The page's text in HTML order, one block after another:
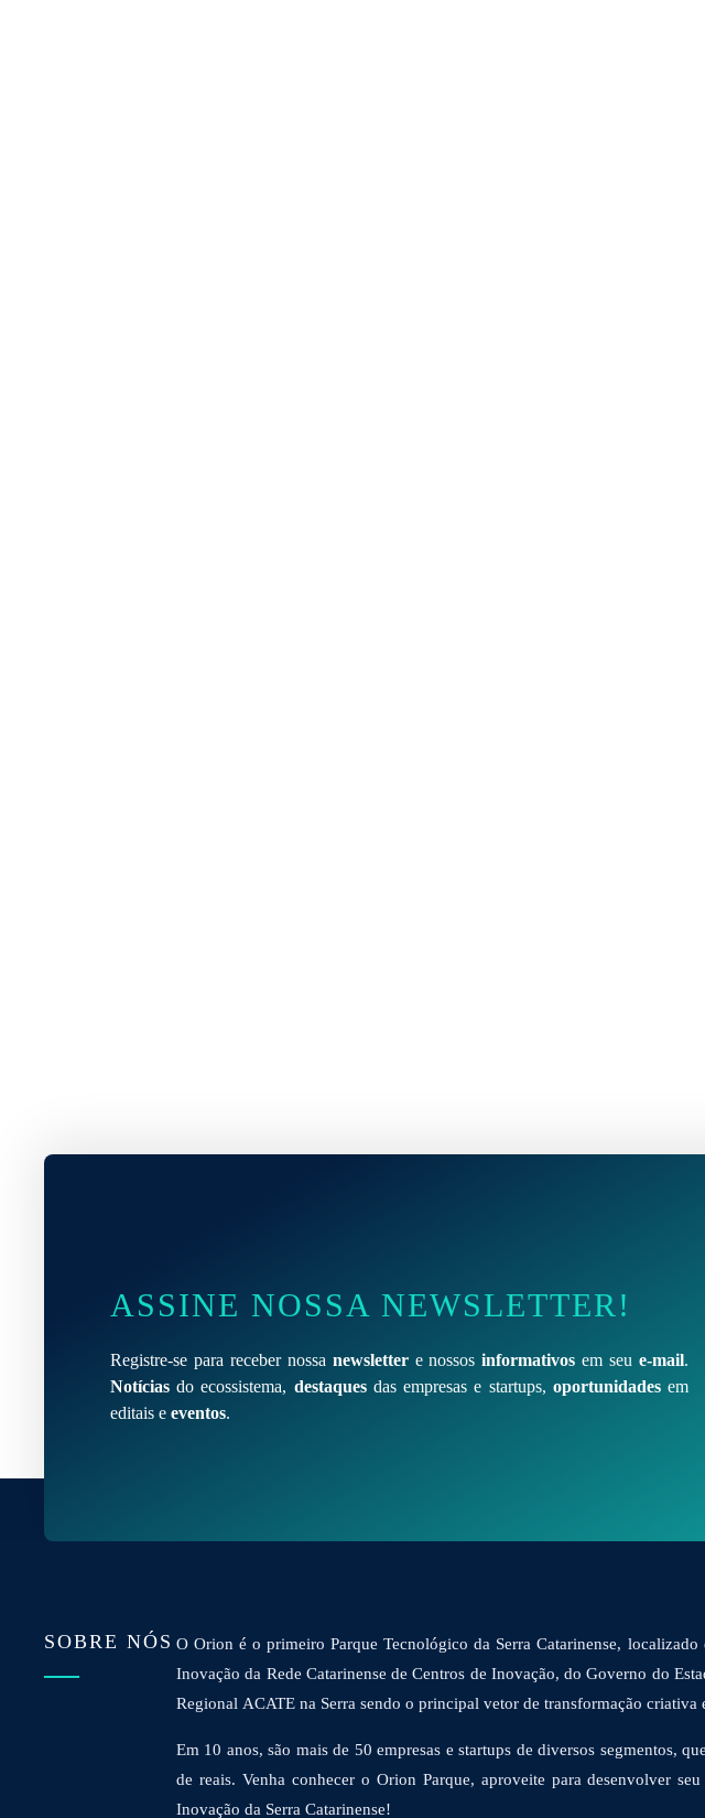
ASSINE NOSSA NEWSLETTER!
Registre-se para receber nossa newslettere nossosinformativos em seue-mail.
Notícias do ecossistema, destaquesdas empresas e startups, oportunidadesem
editais e eventos.
SOBRE NÓS O Orion é o primeiro Parque Tecnológico da Serra Catarinense,
Inovação da Rede Catarinense de Centros de Inovação, do Governo do
Regional ACATE na Serra sendo o principal vetor de transformação criativa
Em 10 anos, são mais de 50 empresas e startups de diversos segmentos,
de reais. Venha conhecer o Orion Parque, aproveite para desenvolver
Inovação da Serra Catarinense!